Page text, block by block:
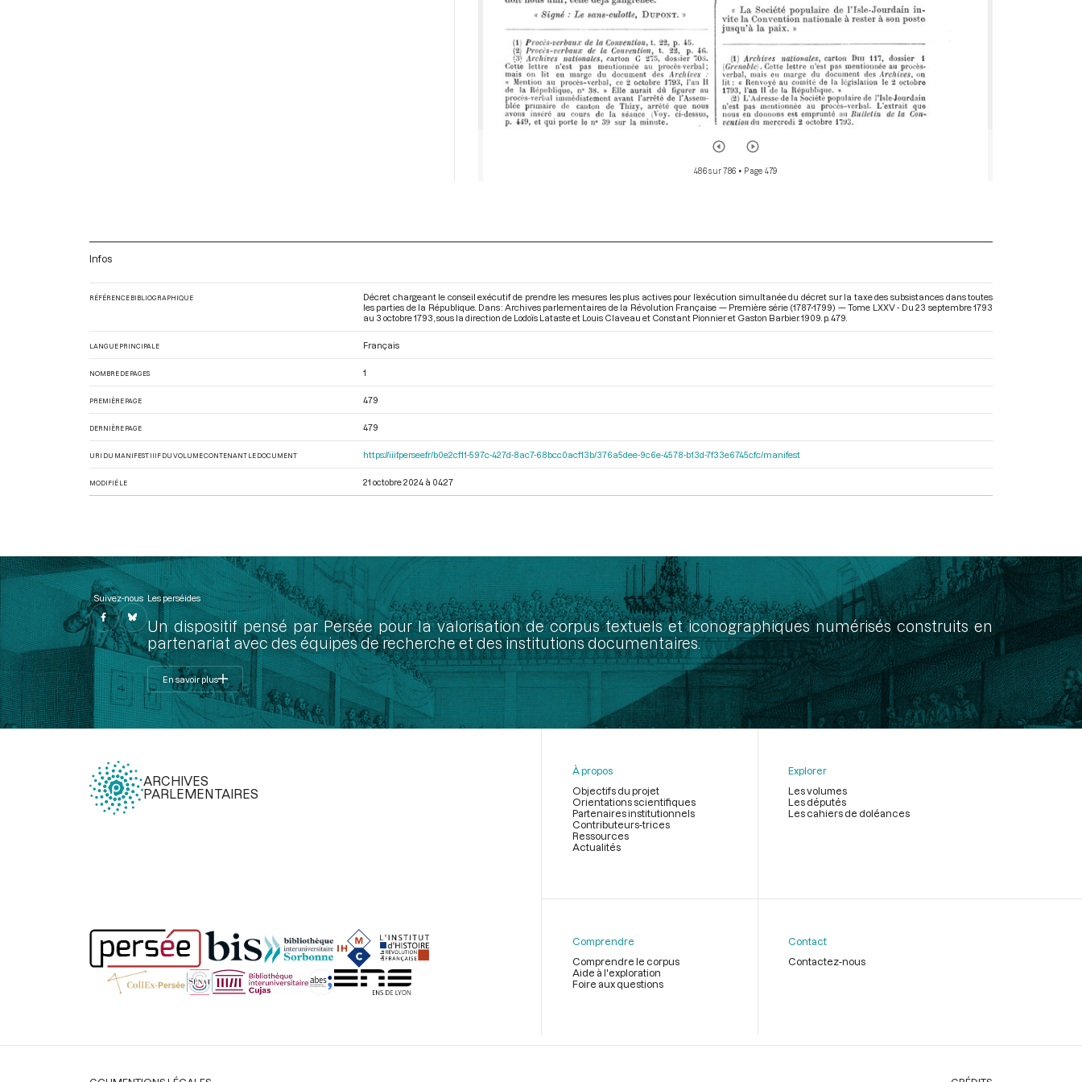
486 sur 786 • Page 479
Infos
RÉFÉRENCE BIBLIOGRAPHIQUE
Décret chargeant le conseil exécutif de prendre les mesures les plus actives pour l’exécution simultanée du décret sur la taxe des subsistances dans toutes
les parties de la République. Dans : Archives parlementaires de la Révolution Française — Première série (1787-1799) — Tome LXXV - Du 23 septembre 1793
au 3 octobre 1793 , sous la direction de Lodoïs Lataste et Louis Claveau et Constant Pionnier et Gaston Barbier. 1909. p. 479.
LANGUE PRINCIPALE Français
NOMBRE DE PAGES 1
PREMIÈRE PAGE 479
DERNIÈRE PAGE 479
URI DU MANIFEST IIIF DU VOLUME CONTENANT LE DOCUMENT https://iiif.persee.fr/b0e2cf11-597c-427d-8ac7-68bcc0acf13b/376a5dee-9c6e-4578-b13d-7f33e6745cfc/manifest
MODIFIÉ LE 21 octobre 2024 à 04:27
Suivez-nous Les perséides
Un dispositif pensé par Persée pour la valorisation de corpus textuels et iconographiques numérisés construits en
partenariat avec des équipes de recherche et des institutions documentaires.
En savoir plus
ARCHIVES
PARLEMENTAIRES
page
À propos
Objectifs du projet
Orientations scientifiques
Partenaires institutionnels
Contributeurs-trices
Ressources
Actualités
Explorer
Les volumes
Les députés
Les cahiers de doléances
Comprendre
Comprendre le corpus
Aide à l'exploration
Foire aux questions
Contact
Contactez-nous
Légal